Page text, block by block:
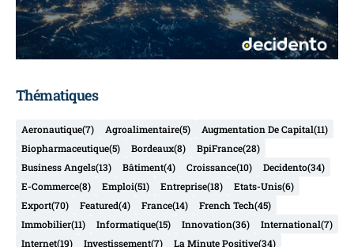
Thématiques
Aeronautique(7) Agroalimentaire(5) Augmentation De Capital(11)
Biopharmaceutique(5) Bordeaux(8) BpiFrance(28)
Business Angels(13) Bâtiment(4) Croissance(10) Decidento(34)
E-Commerce(8) Emploi(51) Entreprise(18) Etats-Unis(6)
Export(70) Featured(4) France(14) French Tech(45)
Immobilier(11) Informatique(15) Innovation(36) International(7)
Internet(19) Investissement(7) La Minute Positive(34)